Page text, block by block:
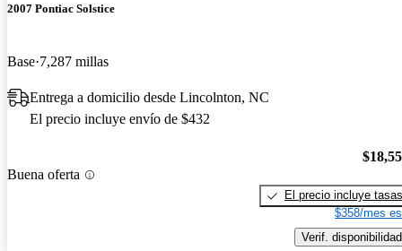
2007 Pontiac Solstice
Base 7,287 millas
Entrega a domicilio desde Lincolnton, NC
El precio incluye envío de $432
Buena oferta
El precio incluye tasas
$358/mes
Verif. disponibilidad